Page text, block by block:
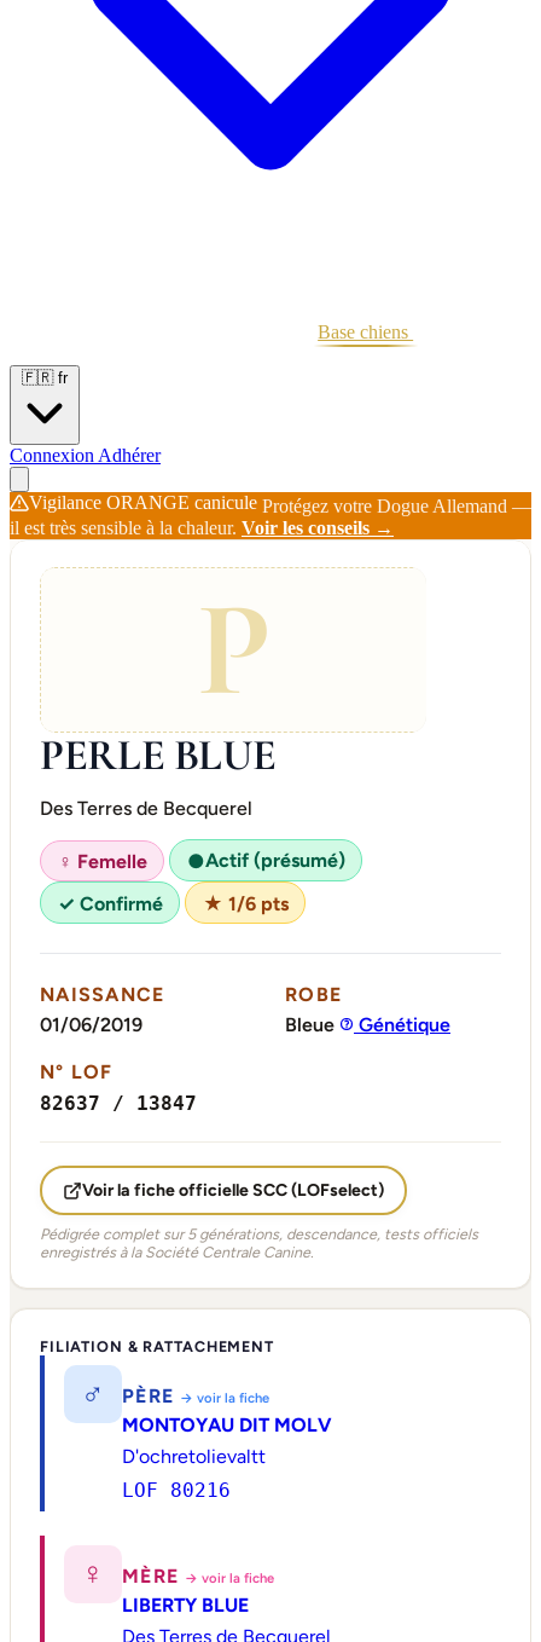
Base chiens
🇫🇷 fr
Connexion Adhérer
Vigilance ORANGE canicule Protégez votre Dogue Allemand —
il est très sensible à la chaleur. Voir les conseils →
P
PERLE BLUE
Des Terres de Becquerel
♀ Femelle ●Actif (présumé)
✓ Confirmé
★ 1/6 pts
NAISSANCE
01/06/2019
ROBE
Bleue
Génétique
N° LOF
82637 / 13847
Voir la fiche officielle SCC (LOFselect)
Pédigrée complet sur 5 générations, descendance, tests officiels
enregistrés à la Société Centrale Canine.
FILIATION & RATTACHEMENT
♂ PÈRE → voir la fiche
MONTOYAU DIT MOLV
D'ochretolievaltt
LOF 80216
♀ MÈRE → voir la fiche
LIBERTY BLUE
Des Terres de Becquerel